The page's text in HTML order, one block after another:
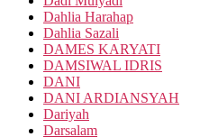
Dahlia Harahap
Dahlia Sazali
DAMES KARYATI
DAMSIWAL IDRIS
DANI
DANI ARDIANSYAH
Dariyah
Darsalam